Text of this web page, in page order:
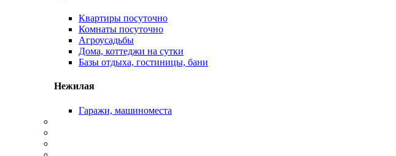
Квартиры посуточно
Комнаты посуточно
Агроусадьбы
Дома, коттеджи на сутки
Базы отдыха, гостиницы, бани
Нежилая
Гаражи, машиноместа